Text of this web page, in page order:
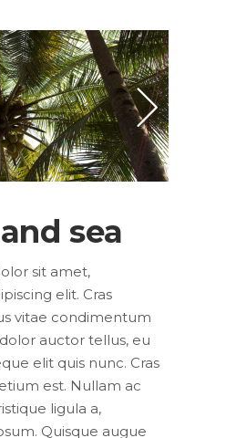
sea
sit amet,
elit. Cras
vitae condimentum
auctor tellus, eu
elit quis nunc. Cras
est. Nullam ac
ligula a,
Quisque augue